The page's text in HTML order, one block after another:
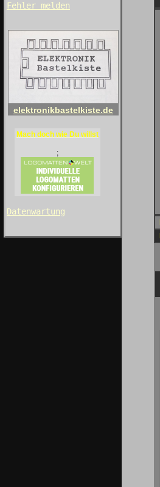
Fehler melden
elektronikbastelkiste.de
Mach doch wie Du willst
;
Datenwartung